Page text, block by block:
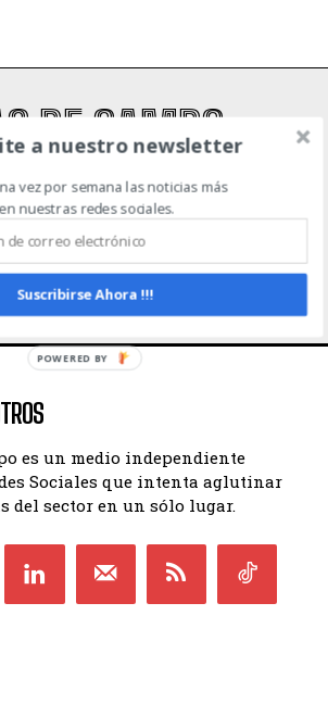
DE CAMPO
AGTECH EVENTOS
POLÍTICA DE PRIVACIDAD
es un medio independiente
Sociales que intenta aglutinar
del sector en un sólo lugar.
a nuestro newsletter
vez por semana las noticias más
nuestras redes sociales.
Suscribirse Ahora !!!
POWERED BY